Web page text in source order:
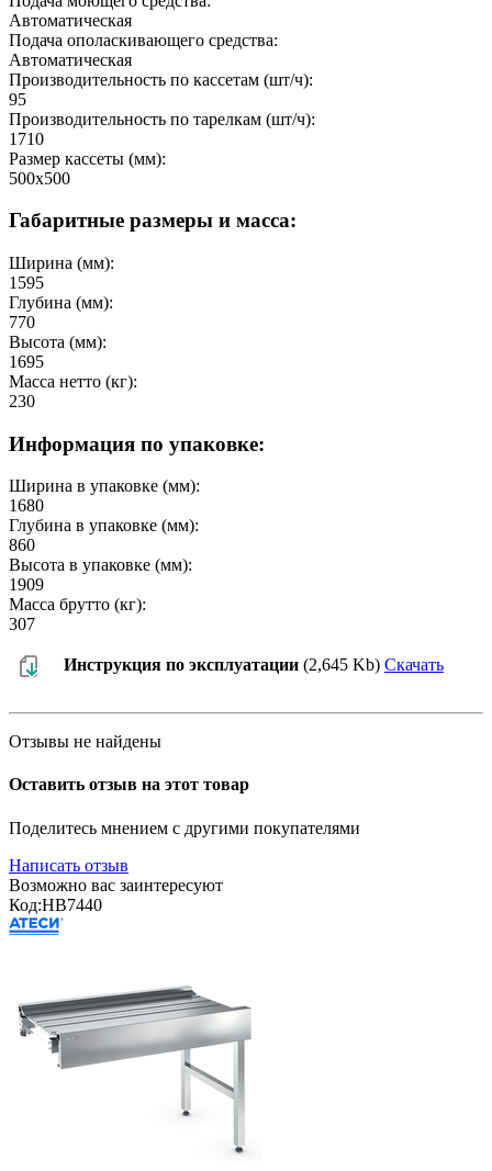
Автоматическая
Подача ополаскивающего средства:
Автоматическая
Производительность по кассетам (шт/ч):
95
Производительность по тарелкам (шт/ч):
1710
Размер кассеты (мм):
500х500
Габаритные размеры и масса:
Ширина (мм):
1595
Глубина (мм):
770
Высота (мм):
1695
Масса нетто (кг):
230
Информация по упаковке:
Ширина в упаковке (мм):
1680
Глубина в упаковке (мм):
860
Высота в упаковке (мм):
1909
Масса брутто (кг):
307
Инструкция по эксплуатации (2,645 Kb) Скачать
Отзывы не найдены
Оставить отзыв на этот товар
Поделитесь мнением с другими покупателями
Написать отзыв
Возможно вас заинтересуют
Код:HB7440